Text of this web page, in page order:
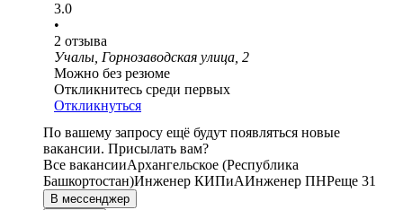
3.0
•
2 отзыва
Учалы, Горнозаводская улица, 2
Можно без резюме
Откликнитесь среди первых
Откликнуться
По вашему запросу ещё будут появляться новые
вакансии. Присылать вам?
Все вакансииАрхангельское (Республика
Башкортостан)Инженер КИПиАИнженер ПНРеще 31
В мессенджер